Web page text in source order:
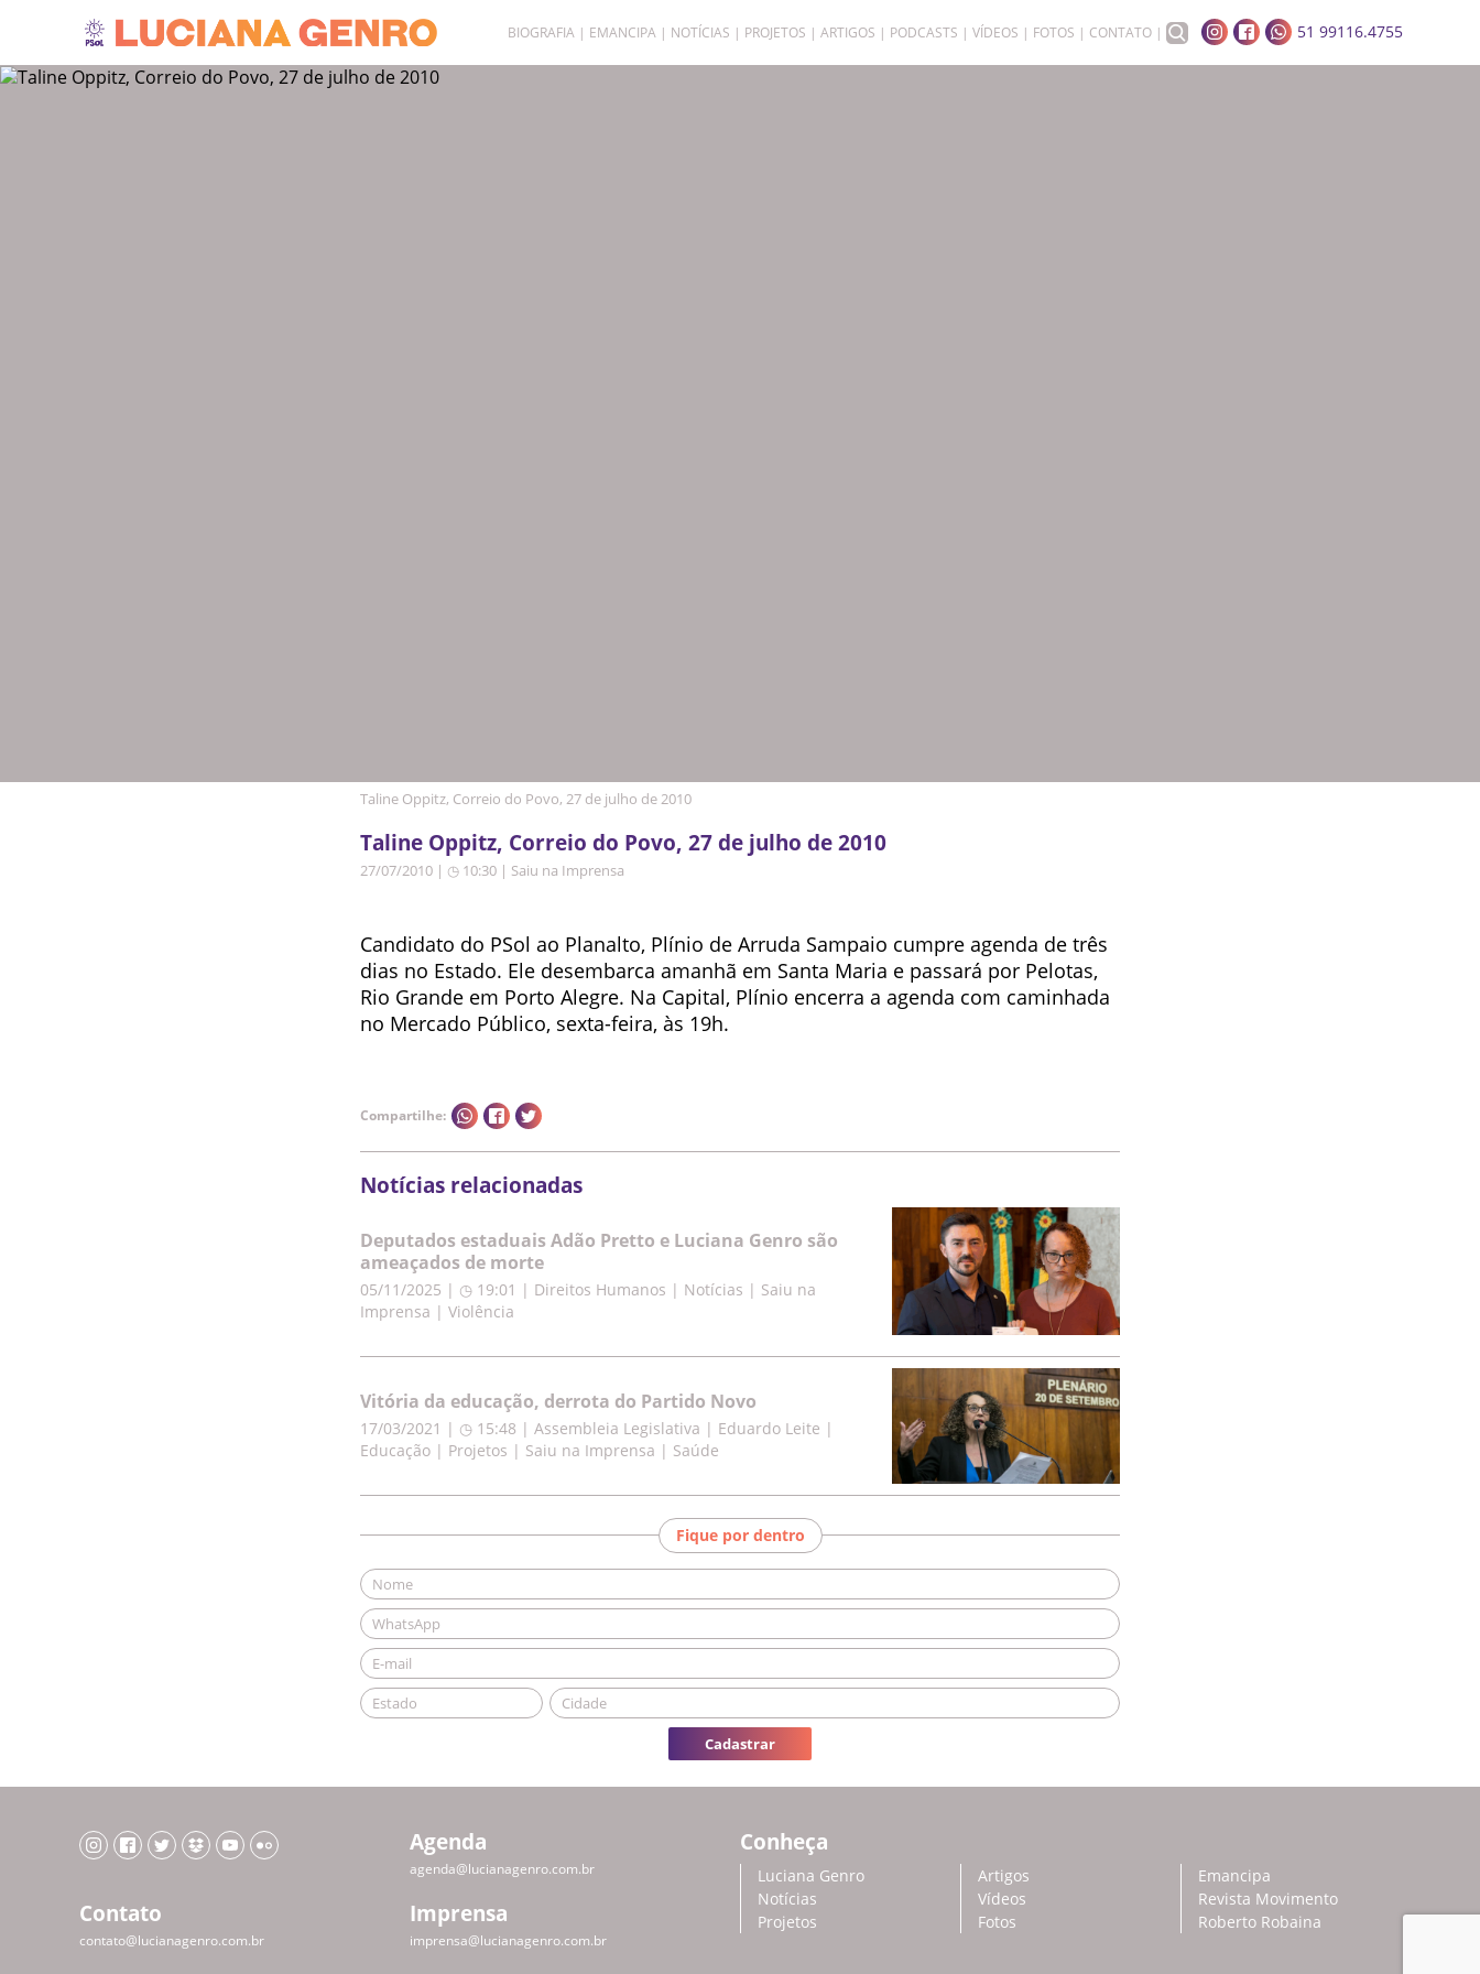
BIOGRAFIA EMANCIPA NOTÍCIAS PROJETOS ARTIGOS PODCASTS VÍDEOS FOTOS CONTATO 51 99116.4755
Taline Oppitz, Correio do Povo, 27 de julho de 2010
Taline Oppitz, Correio do Povo, 27 de julho de 2010
27/07/2010 | ◷ 10:30 | Saiu na Imprensa
Candidato do PSol ao Planalto, Plínio de Arruda Sampaio cumpre agenda de três
dias no Estado. Ele desembarca amanhã em Santa Maria e passará por Pelotas,
Rio Grande em Porto Alegre. Na Capital, Plínio encerra a agenda com caminhada
no Mercado Público, sexta-feira, às 19h.
Compartilhe:
Notícias relacionadas
Deputados estaduais Adão Pretto e Luciana Genro são
ameaçados de morte
05/11/2025 | ◷ 19:01 | Direitos Humanos | Notícias | Saiu na
Imprensa | Violência
Vitória da educação, derrota do Partido Novo
17/03/2021 | ◷ 15:48 | Assembleia Legislativa | Eduardo Leite |
Educação | Projetos | Saiu na Imprensa | Saúde
Fique por dentro
Cadastrar
Agenda
agenda@lucianagenro.com.br
Contato
contato@lucianagenro.com.br
Imprensa
imprensa@lucianagenro.com.br
Conheça
Luciana Genro
Notícias
Projetos
Artigos
Vídeos
Fotos
Emancipa
Revista Movimento
Roberto Robaina